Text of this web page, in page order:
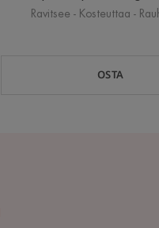
Ravitsee - Kosteuttaa -
OSTA